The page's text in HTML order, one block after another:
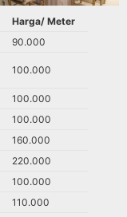
Harga/ Meter
90.000
100.000
100.000
100.000
160.000
220.000
100.000
110.000